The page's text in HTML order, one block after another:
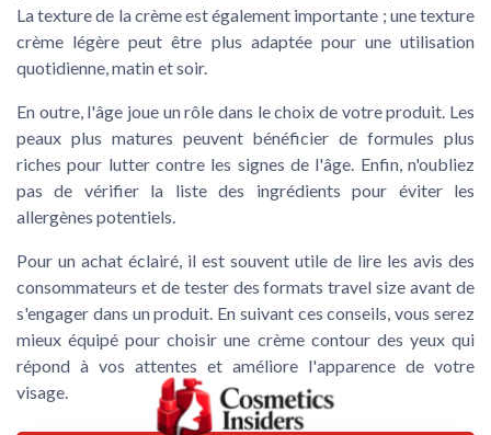
La texture de la crème est également importante ; unetexture
crème légère peut être plus adaptée pour une utilisation
quotidienne, matin et soir.
En outre, l'âge joue un rôle dans le choix de votre produit. Les
peaux plus matures peuvent bénéficier de formules plus
riches pour lutter contre les signes de l'âge . Enfin, n'oubliez
pas de vérifier la listedes ingrédients pour éviter les
allergènes potentiels.
Pour un achat éclairé, il est souvent utile de lire les avis des
consommateurs et de tester des formatstravel size avant de
s'engager dans un produit. En suivant ces conseils, vous serez
mieux équipé pour choisir une crème contour des yeuxqui
répond à vos attentes et améliore l'apparence de votre
visage